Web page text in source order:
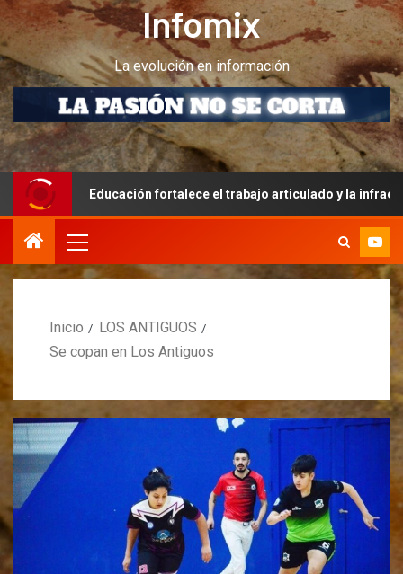
Infomix
La evolución en información
Educación fortalece el trabajo articulado y la infraestructura
Inicio
LOS ANTIGUOS
Se copan en Los Antiguos